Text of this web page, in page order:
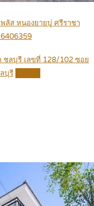
ลัส หนองยายบู่ ศรีราชา
ลบุรี เลขที่ 128/102 ซอย
บุรี